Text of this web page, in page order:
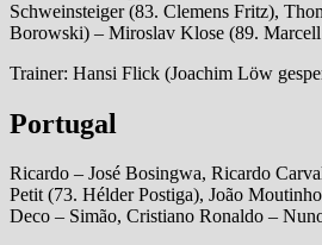
Schweinsteiger (83. Clemens Fritz),
Borowski) – Miroslav Klose (89. Marcell
Trainer: Hansi Flick (Joachim Löw
Portugal
Ricardo – José Bosingwa, Ricardo
Petit (73. Hélder Postiga), João
Deco – Simão, Cristiano Ronaldo –